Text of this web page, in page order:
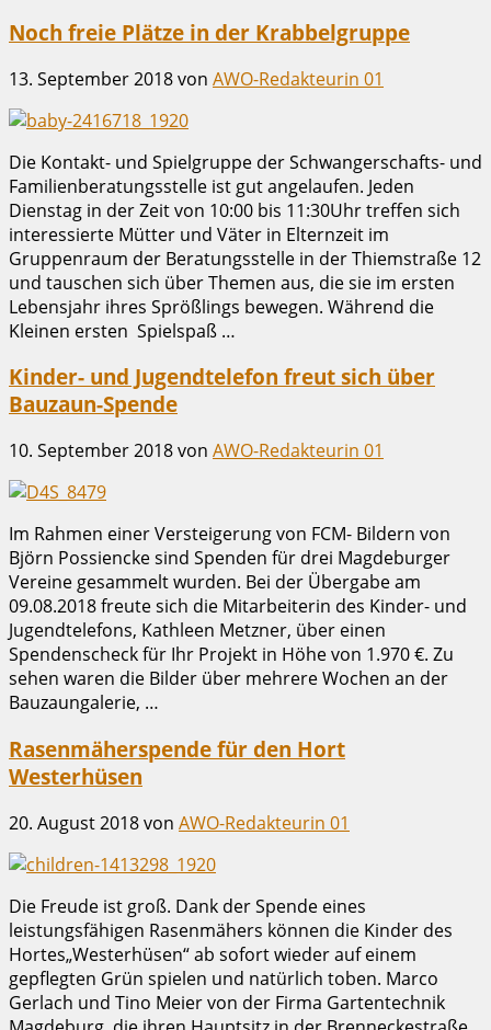
Noch freie Plätze in der Krabbelgruppe
13. September 2018von AWO-Redakteurin 01
Die Kontakt- und Spielgruppe der Schwangerschafts- und
Familienberatungsstelle ist gut angelaufen. Jeden
Dienstag in der Zeit von 10:00 bis 11:30Uhr treffen sich
interessierte Mütter und Väter in Elternzeit im
Gruppenraum der Beratungsstelle in der Thiemstraße 12
und tauschen sich über Themen aus, die sie im ersten
Lebensjahr ihres Sprößlings bewegen. Während die
Kleinen ersten Spielspaß …
Kinder- und Jugendtelefon freut sich über
Bauzaun-Spende
10. September 2018von AWO-Redakteurin 01
Im Rahmen einer Versteigerung von FCM- Bildern von
Björn Possiencke sind Spenden für drei Magdeburger
Vereine gesammelt wurden. Bei der Übergabe am
09.08.2018 freute sich die Mitarbeiterin des Kinder- und
Jugendtelefons, Kathleen Metzner, über einen
Spendenscheck für Ihr Projekt in Höhe von 1.970 €. Zu
sehen waren die Bilder über mehrere Wochen an der
Bauzaungalerie, …
Rasenmäherspende für den Hort
Westerhüsen
20. August 2018von AWO-Redakteurin 01
Die Freude ist groß. Dank der Spende eines
leistungsfähigen Rasenmähers können die Kinder des
Hortes„Westerhüsen“ ab sofort wieder auf einem
gepflegten Grün spielen und natürlich toben. Marco
Gerlach und Tino Meier von der Firma Gartentechnik